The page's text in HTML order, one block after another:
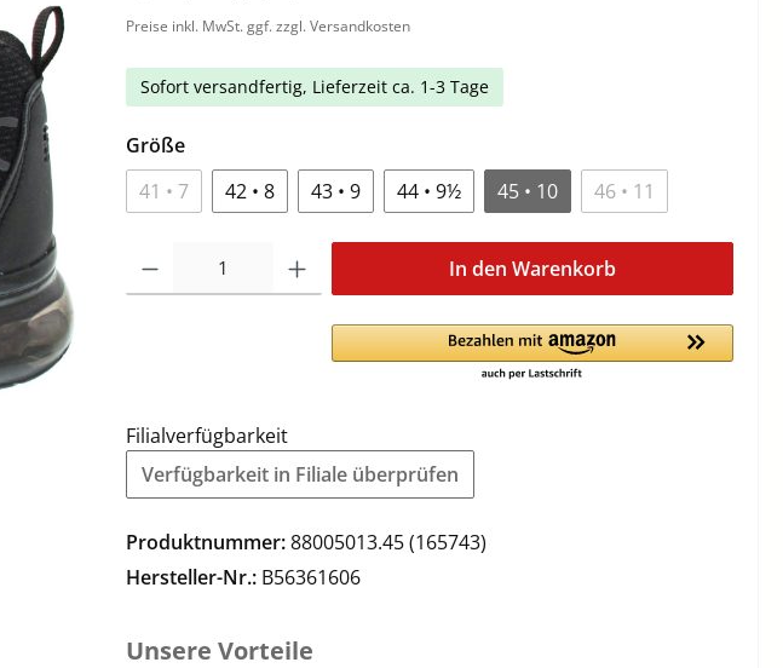
Preise inkl. MwSt. ggf. zzgl. Versandkosten
Sofort versandfertig, Lieferzeit ca. 1-3 Tage
Größe
41 • 7
42 • 8 43 • 9 44 • 9½ 45 • 10 46 • 11
In den Warenkorb
Filialverfügbarkeit
Verfügbarkeit in Filiale überprüfen
Produktnummer:88005013.45 (165743)
Hersteller-Nr.: B56361606
Unsere Vorteile